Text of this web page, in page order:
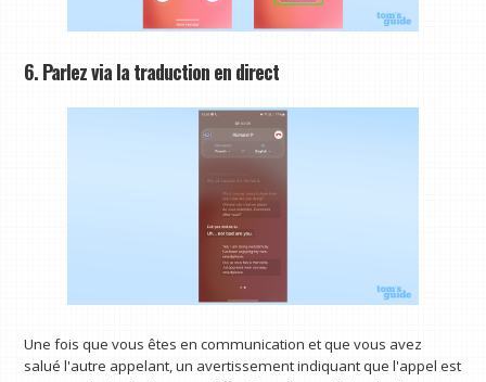
6. Parlez via la traduction en direct
Une fois que vous êtes en communication et que vous avez
salué l'autre appelant, un avertissement indiquant que l'appel est